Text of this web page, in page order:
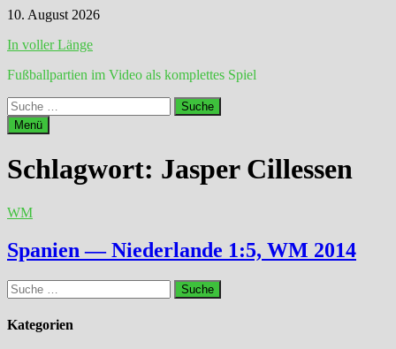
Zum
springen
10. August 2026
In voller Länge
Fußballpartien im Video als komplettes Spiel
Suche
nach:
Menü
Schlagwort: Jasper Cillessen
WM
Spanien — Niederlande 1:5, WM 2014
Suche
nach:
Kategorien